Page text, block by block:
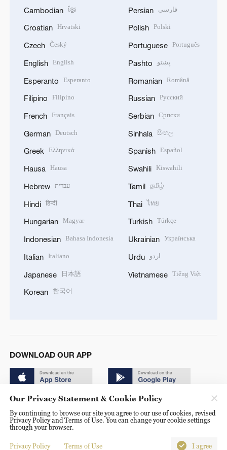
Cambodian ខ្មែរ
Croatian Hrvatski
Czech Český
English English
Esperanto Esperanto
Filipino Filipino
French Français
German Deutsch
Greek Ελληνικά
Hausa Hausa
Hebrew עברית
Hindi हिन्दी
Hungarian Magyar
Indonesian Bahasa Indonesia
Italian Italiano
Japanese 日本語
Korean 한국어
Persian فارسی
Polish Polski
Portuguese Português
Pashto پښتو
Romanian Română
Russian Русский
Serbian Српски
Sinhala සිංහල
Spanish Español
Swahili Kiswahili
Tamil தமிழ்
Thai ไทย
Turkish Türkçe
Ukrainian Українська
Urdu اردو
Vietnamese Tiếng Việt
DOWNLOAD OUR APP
© China Radio International.CRI. All Rights Reserved. 16A
Shijingshan Road, Beijing, China. 100040
Our Privacy Statement & Cookie Policy
By continuing to browse our site you agree to our use of cookies, revised
Privacy Policy and Terms of Use. You can change your cookie settings
through your browser.
Privacy Policy Terms of Use I agree